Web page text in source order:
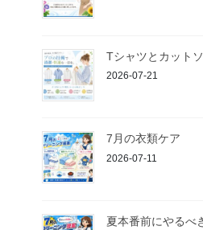
Tシャツとカット
2026-07-21
7月の衣類ケア
2026-07-11
夏本番前にやるべ